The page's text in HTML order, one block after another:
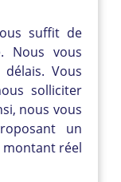
suffit de
Nous vous
Vous
solliciter
nous vous
un
montant réel